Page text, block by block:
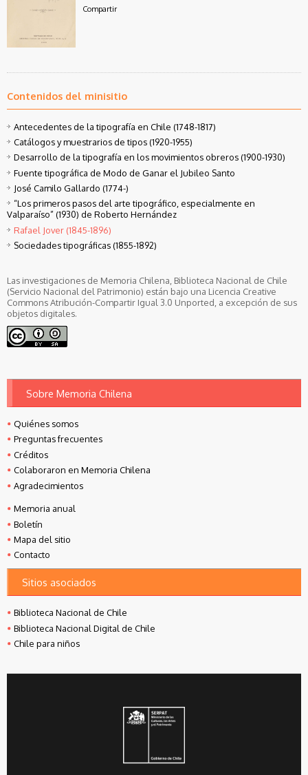
Compartir
Contenidos del minisitio
Antecedentes de la tipografía en Chile (1748-1817)
Catálogos y muestrarios de tipos (1920-1955)
Desarrollo de la tipografía en los movimientos obreros (1900-1930)
Fuente tipográfica de Modo de Ganar el Jubileo Santo
José Camilo Gallardo (1774-)
“Los primeros pasos del arte tipográfico, especialmente en
Valparaíso” (1930) de Roberto Hernández
Rafael Jover (1845-1896)
Sociedades tipográficas (1855-1892)
Las investigaciones de Memoria Chilena, Biblioteca Nacional de Chile
(Servicio Nacional del Patrimonio) están bajo una Licencia Creative
Commons Atribución-Compartir Igual 3.0 Unported, a excepción de sus
objetos digitales.
Sobre Memoria Chilena
Quiénes somos
Preguntas frecuentes
Créditos
Colaboraron en Memoria Chilena
Agradecimientos
Memoria anual
Boletín
Mapa del sitio
Contacto
Sitios asociados
Biblioteca Nacional de Chile
Biblioteca Nacional Digital de Chile
Chile para niños